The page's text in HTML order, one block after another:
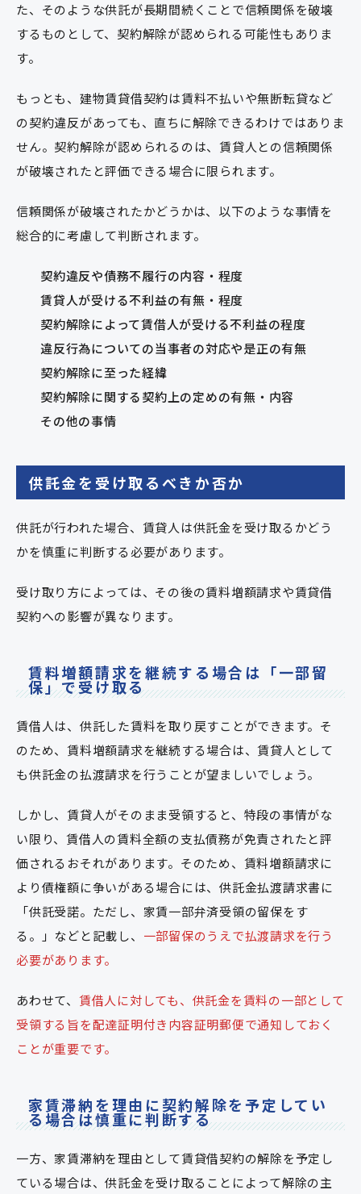
た、そのような供託が長期間続くことで信頼関係を破壊
するものとして、契約解除が認められる可能性もありま
す。
もっとも、建物賃貸借契約は賃料不払いや無断転貸など
の契約違反があっても、直ちに解除できるわけではありま
せん。契約解除が認められるのは、賃貸人との信頼関係
が破壊されたと評価できる場合に限られます。
信頼関係が破壊されたかどうかは、以下のような事情を
総合的に考慮して判断されます。
契約違反や債務不履行の内容・程度
賃貸人が受ける不利益の有無・程度
契約解除によって賃借人が受ける不利益の程度
違反行為についての当事者の対応や是正の有無
契約解除に至った経緯
契約解除に関する契約上の定めの有無・内容
その他の事情
供託金を受け取るべきか否か
供託が行われた場合、賃貸人は供託金を受け取るかどう
かを慎重に判断する必要があります。
受け取り方によっては、その後の賃料増額請求や賃貸借
契約への影響が異なります。
賃料増額請求を継続する場合は「一部留
保」で受け取る
賃借人は、供託した賃料を取り戻すことができます。そ
のため、賃料増額請求を継続する場合は、賃貸人として
も供託金の払渡請求を行うことが望ましいでしょう。
しかし、賃貸人がそのまま受領すると、特段の事情がな
い限り、賃借人の賃料全額の支払債務が免責されたと評
価されるおそれがあります。そのため、賃料増額請求に
より債権額に争いがある場合には、供託金払渡請求書に
「供託受諾。ただし、家賃一部弁済受領の留保をす
る。」などと記載し、 一部留保のうえで払渡請求を行う
必要があります。
あわせて、 賃借人に対しても、供託金を賃料の一部として
受領する旨を配達証明付き内容証明郵便で通知しておく
ことが重要です。
家賃滞納を理由に契約解除を予定してい
る場合は慎重に判断する
一方、家賃滞納を理由として賃貸借契約の解除を予定し
ている場合は、供託金を受け取ることによって解除の主